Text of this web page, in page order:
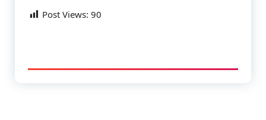
Post Views: 90